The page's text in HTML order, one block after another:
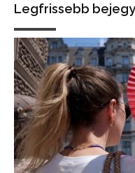
Legfrissebb